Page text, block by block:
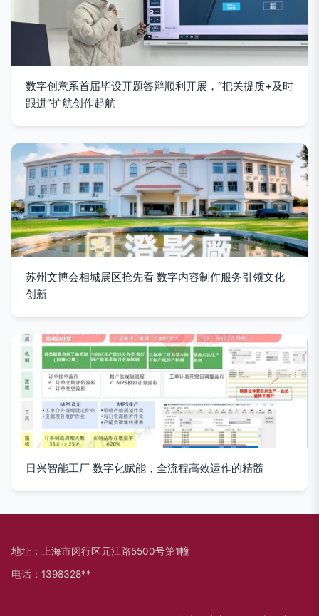
数字创意系首届毕设开题答辩顺利开展，“把关提质+及时
跟进”护航创作起航
苏州文博会相城展区抢先看 数字内容制作服务引领文化
创新
日兴智能工厂 数字化赋能，全流程高效运作的精髓
地址：上海市闵行区元江路5500号第1幢
电话：1398328**